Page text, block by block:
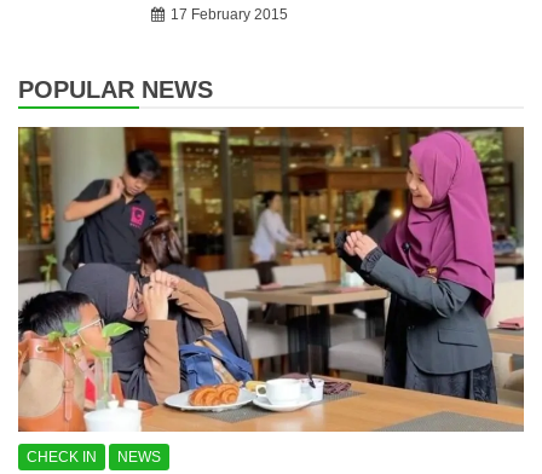
17 February 2015
POPULAR NEWS
CHECK IN NEWS